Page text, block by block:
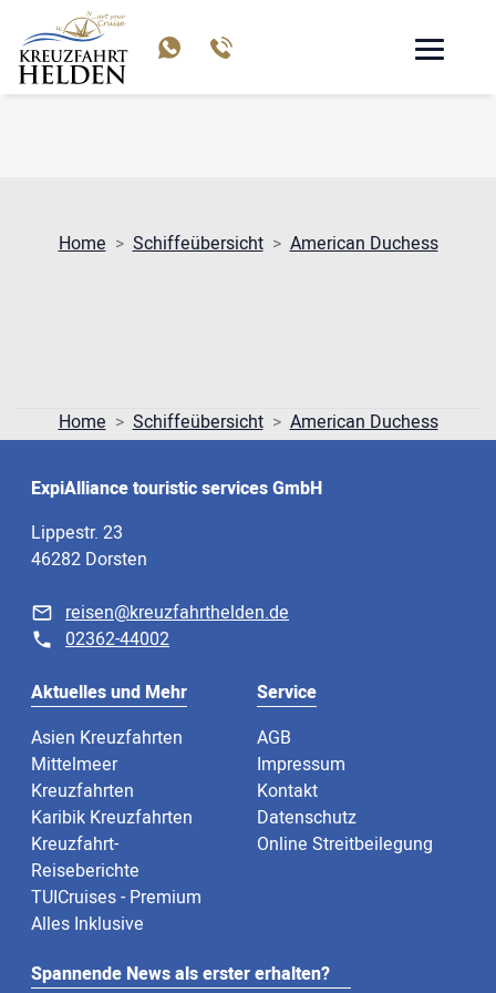
Home Schiffeübersicht American Duchess
Home Schiffeübersicht American Duchess
ExpiAlliance touristic services GmbH
Lippestr. 23
46282 Dorsten
reisen@kreuzfahrthelden.de
02362-44002
Aktuelles und Mehr
Asien Kreuzfahrten
Mittelmeer
Kreuzfahrten
Karibik Kreuzfahrten
Kreuzfahrt-
Reiseberichte
TUICruises - Premium
Alles Inklusive
Service
AGB
Impressum
Kontakt
Datenschutz
Online Streitbeilegung
Spannende News als erster erhalten?